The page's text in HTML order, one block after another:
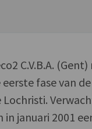
C.V.B.A.
fase van
Lochristi.
januari 2001